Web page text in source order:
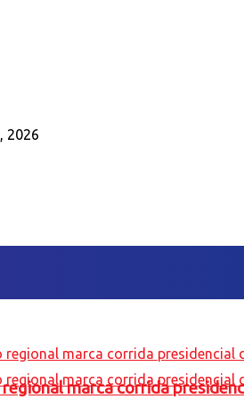
2026
marca corrida